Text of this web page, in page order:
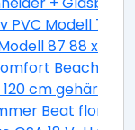
PVC Modell 70
87 88 x 200
120 cm
Beat floral